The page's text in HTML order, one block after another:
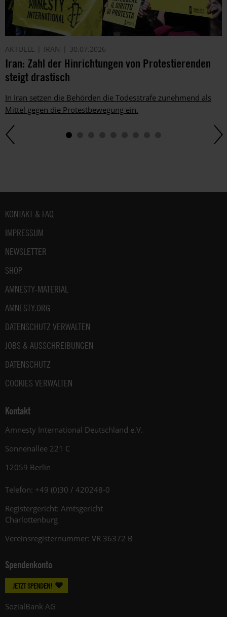
AKTUELL IRAN 30.07.2026
Iran: Zahl der Hinrichtungen von Protestierenden
steigt drastisch
In Iran setzen die Behörden die Todesstrafe zunehmend als
Mittel gegen die Protestbewegung ein.
Fußbereich
KONTAKT & FAQ
IMPRESSUM
NEWSLETTER
SHOP
AMNESTY-MATERIAL
AMNESTY.ORG
DATENSCHUTZ VERWALTEN
JOBS & AUSSCHREIBUNGEN
DATENSCHUTZ
COOKIES VERWALTEN
Kontakt
Amnesty International Deutschland e.V.
Sonnenallee 221 C
12059 Berlin
Telefon: +49 (0)30 / 420248-0
Registergericht: Amtsgericht
Charlottenburg
Vereinsregisternummer: VR 36372 B
Spendenkonto
JETZT SPENDEN!
SozialBank AG